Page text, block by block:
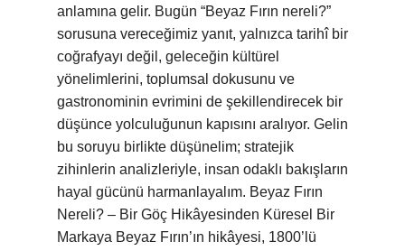
anlamına gelir. Bugün “Beyaz Fırın nereli?”
sorusuna vereceğimiz yanıt, yalnızca tarihî bir
coğrafyayı değil, geleceğin kültürel
yönelimlerini, toplumsal dokusunu ve
gastronominin evrimini de şekillendirecek bir
düşünce yolculuğunun kapısını aralıyor. Gelin
bu soruyu birlikte düşünelim; stratejik
zihinlerin analizleriyle, insan odaklı bakışların
hayal gücünü harmanlayalım. Beyaz Fırın
Nereli? – Bir Göç Hikâyesinden Küresel Bir
Markaya Beyaz Fırın’ın hikâyesi, 1800’lü